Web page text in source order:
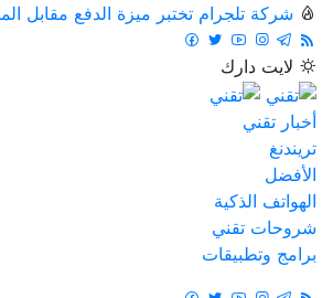
شركة تلجرام تختبر ميزة الدفع مقابل
لايت دارك
أخبار تقني
تريندنغ
الأفضل
الهواتف الذكية
شروحات تقني
برامج وتطبيقات